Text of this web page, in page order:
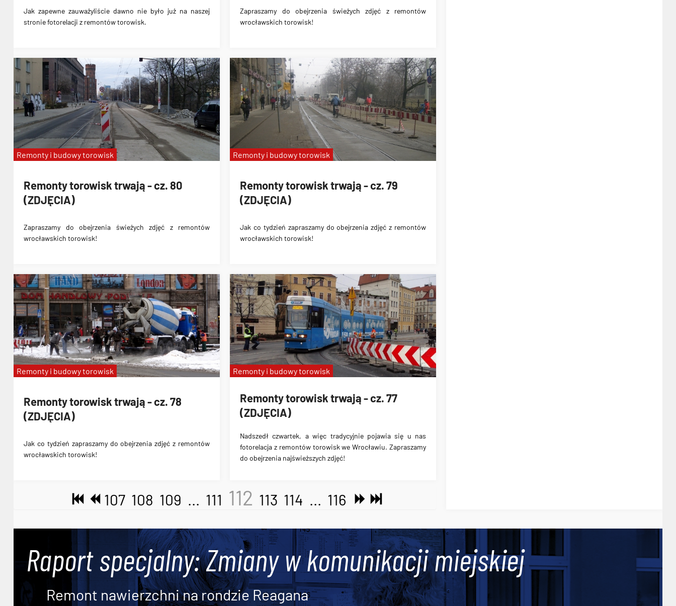
Jak zapewne zauważyliście dawno nie było już na naszej
stronie fotorelacji z remontów torowisk.
Zapraszamy do obejrzenia świeżych zdjęć z remontów
wrocławskich torowisk!
Remonty torowisk trwają - cz. 80
(ZDJĘCIA)
Zapraszamy do obejrzenia świeżych zdjęć z remontów
wrocławskich torowisk!
Remonty i budowy torowisk
Remonty torowisk trwają - cz. 79
(ZDJĘCIA)
Jak co tydzień zapraszamy do obejrzenia zdjęć z remontów
wrocławskich torowisk!
Remonty i budowy torowisk
Remonty torowisk trwają - cz. 78
(ZDJĘCIA)
Jak co tydzień zapraszamy do obejrzenia zdjęć z remontów
wrocławskich torowisk!
Remonty i budowy torowisk
Remonty torowisk trwają - cz. 77
(ZDJĘCIA)
Nadszedł czwartek, a więc tradycyjnie pojawia się u nas
fotorelacja z remontów torowisk we Wrocławiu. Zapraszamy
do obejrzenia najświeższych zdjęć!
Remonty i budowy torowisk
107 108 109 ... 111 112 113 114 ... 116
Raport specjalny: Zmiany w komunikacji miejskiej
Remont nawierzchni na rondzie Reagana